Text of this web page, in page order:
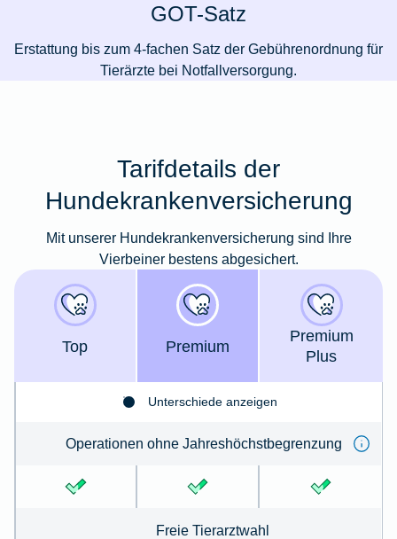
GOT-Satz
Erstattung bis zum 4-fachen Satz der Gebührenordnung für
Tierärzte bei Notfallversorgung.
Tarifdetails der
Hundekrankenversicherung
Mit unserer Hundekrankenversicherung sind Ihre
Vierbeiner bestens abgesichert.
Top Premium
Premium
Plus
Unterschiede anzeigen
Operationen ohne Jahreshöchstbegrenzung
Freie Tierarztwahl